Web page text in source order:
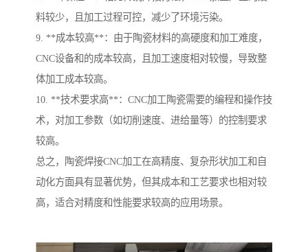
料较少，且加工过程可控，减少了环境污染。
9. **成本较高**：由于陶瓷材料的高硬度和加工难度，
CNC设备和的成本较高，且加工速度相对较慢，导致整
体加工成本较高。
10. **技术要求高**：CNC加工陶瓷需要的编程和操作技
术，对加工参数（如切削速度、进给量等）的控制要求
较高。
总之，陶瓷焊接CNC加工在高精度、复杂形状加工和自
动化方面具有显著优势，但其成本和工艺要求也相对较
高，适合对精度和性能要求较高的应用场景。